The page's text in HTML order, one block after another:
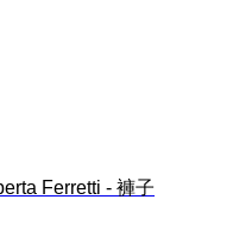
Ferretti - 褲子